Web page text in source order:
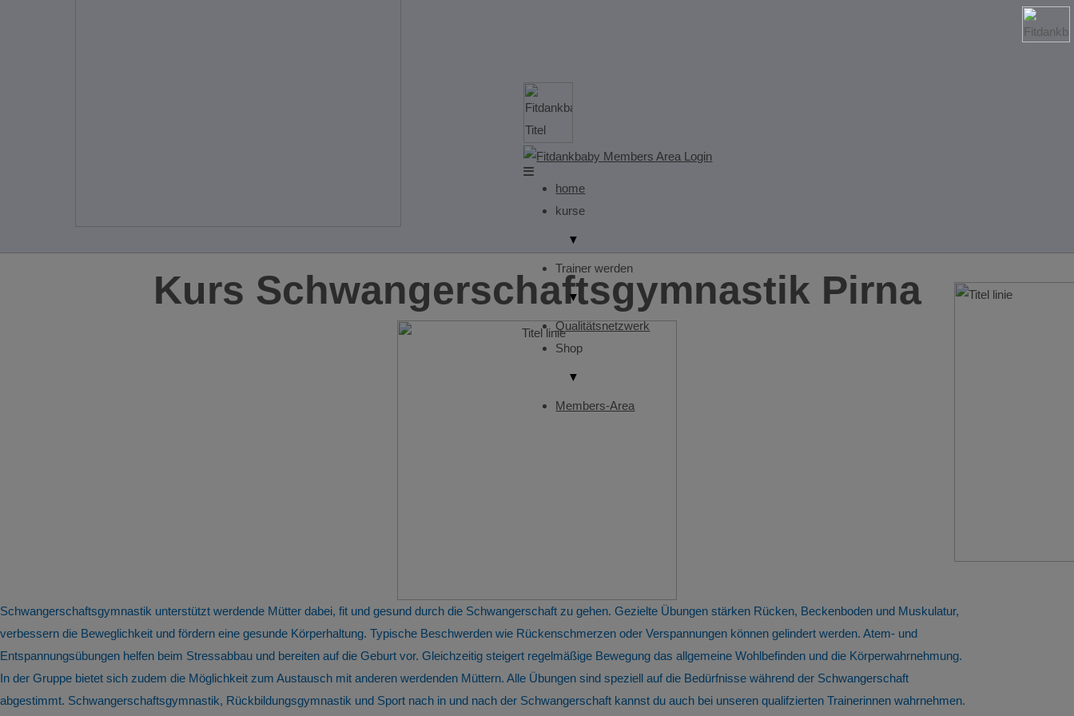
home
kurse
▼
Trainer werden
▼
Qualitätsnetzwerk
Shop
▼
Members-Area
Kurs Schwangerschaftsgymnastik Pirna
Schwangerschaftsgymnastik unterstützt werdende Mütter dabei, fit und gesund durch die Schwangerschaft zu gehen. Gezielte Übungen stärken Rücken, Beckenboden und Muskulatur,
verbessern die Beweglichkeit und fördern eine gesunde Körperhaltung. Typische Beschwerden wie Rückenschmerzen oder Verspannungen können gelindert werden. Atem- und
Entspannungsübungen helfen beim Stressabbau und bereiten auf die Geburt vor. Gleichzeitig steigert regelmäßige Bewegung das allgemeine Wohlbefinden und die Körperwahrnehmung.
In der Gruppe bietet sich zudem die Möglichkeit zum Austausch mit anderen werdenden Müttern. Alle Übungen sind speziell auf die Bedürfnisse während der Schwangerschaft
abgestimmt. Schwangerschaftsgymnastik, Rückbildungsgymnastik und Sport nach in und nach der Schwangerschaft kannst du auch bei unseren qualifzierten Trainerinnen wahrnehmen.